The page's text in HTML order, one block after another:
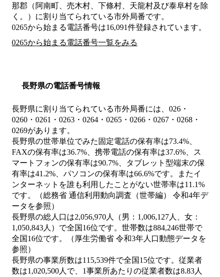
那郡（阿南町、売木村、下條村、天龍村及び泰阜村を除
く。） に割り当てられている市外局番です。
0265から始まる電話番号は16,091件登録されています。
0265から始まる電話番号一覧をみる
長野県の電話番号情報
長野県に割り当てられている市外局番には、026・
0260・0261・0263・0264・0265・0266・0267・0268・
0269があります。
長野県の世帯単位でみた固定電話の保有率は73.4%、
FAXの保有率は36.7%、携帯電話の保有率は37.6%、ス
マートフォンの保有率は90.7%、タブレット型端末の保
有率は41.2%、パソコンの保有率は66.6%です。またイ
ンターネットを誰も利用したことがない世帯率は11.1%
です。（総務省 通信利用動向調査（世帯編） 令和4年デ
ータを参照）
長野県の総人口は2,056,970人（男：1,006,127人、女：
1,050,843人）で全国16位です。世帯数は884,246世帯で
全国16位です。（厚生労働省 令和3年人口動態データを
参照）
長野県の事業所数は115,539件で全国15位です。従業者
数は1,020,500人で、1事業所あたりの従業者数は8.83人